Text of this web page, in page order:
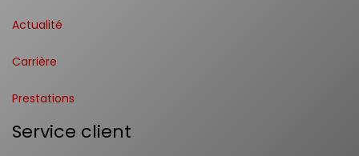
Actualité
Carrière
Prestations
Service client